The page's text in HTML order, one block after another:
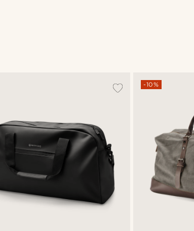
-10%